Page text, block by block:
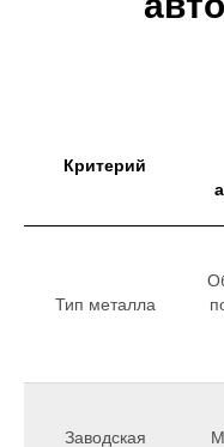
Критерий
Тип металла
Заводская